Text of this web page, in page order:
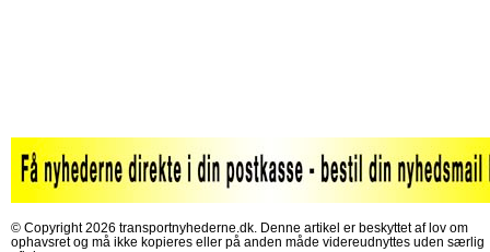
© Copyright 2026 transportnyhederne.dk. Denne artikel er beskyttet af lov om
ophavsret og må ikke kopieres eller på anden måde videreudnyttes uden særlig